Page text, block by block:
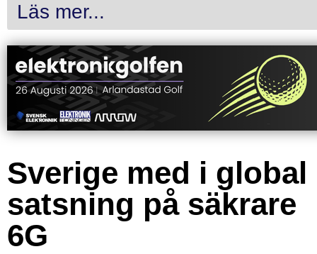
Läs mer...
Sverige med i global
satsning på säkrare
6G